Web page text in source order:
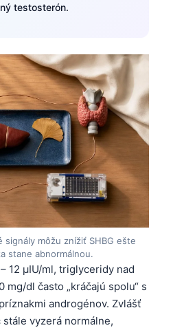
testosterón.
signály môžu znížiť SHBG ešte
stane abnormálnou.
12 µIU/ml, triglyceridy nad
mg/dl často „kráčajú spolu“ s
androgénov. Zvlášť
stále vyzerá normálne,